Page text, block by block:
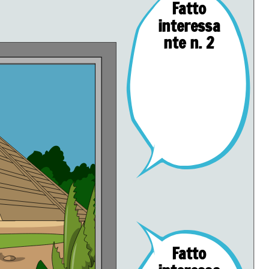
Fatto
interessa
nte n. 2
Fatto